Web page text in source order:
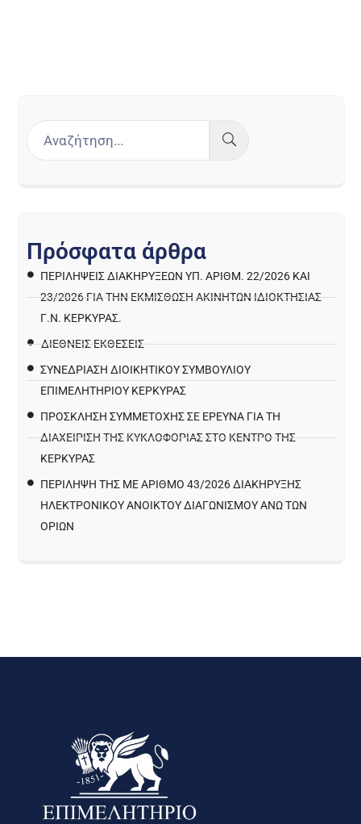
Πρόσφατα άρθρα
ΠΕΡΙΛΉΨΕΙΣ ΔΙΑΚΗΡΎΞΕΩΝ ΥΠ. ΑΡΙΘΜ. 22/2026 ΚΑΙ
23/2026 ΓΙΑ ΤΗΝ ΕΚΜΊΣΘΩΣΗ ΑΚΙΝΉΤΩΝ ΙΔΙΟΚΤΗΣΊΑΣ
Γ.Ν. ΚΈΡΚΥΡΑΣ.
ΔΙΕΘΝΕΙΣ ΕΚΘΕΣΕΙΣ
ΣΥΝΕΔΡΙΑΣΗ ΔΙΟΙΚΗΤΙΚΟΥ ΣΥΜΒΟΥΛΙΟΥ
ΕΠΙΜΕΛΗΤΗΡΙΟΥ ΚΕΡΚΥΡΑΣ
ΠΡΌΣΚΛΗΣΗ ΣΥΜΜΕΤΟΧΉΣ ΣΕ ΈΡΕΥΝΑ ΓΙΑ ΤΗ
ΔΙΑΧΕΊΡΙΣΗ ΤΗΣ ΚΥΚΛΟΦΟΡΊΑΣ ΣΤΟ ΚΈΝΤΡΟ ΤΗΣ
ΚΈΡΚΥΡΑΣ
ΠΕΡΙΛΗΨΗ ΤΗΣ ΜΕ ΑΡΙΘΜΟ 43/2026 ΔΙΑΚΗΡΥΞΗΣ
ΗΛΕΚΤΡΟΝΙΚΟΥ ΑΝΟΙΚΤΟΥ ΔΙΑΓΩΝΙΣΜΟΥ ΑΝΩ ΤΩΝ
ΟΡΙΩΝ